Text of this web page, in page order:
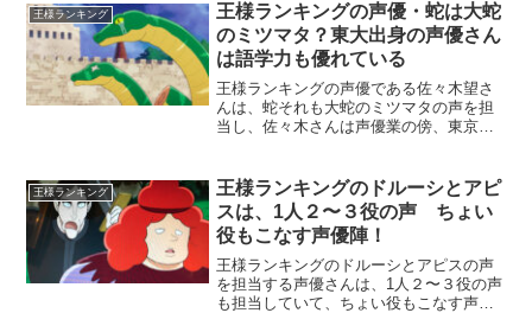
王様ランキング
王様ランキングの声優・蛇は大蛇
のミツマタ？東大出身の声優さん
は語学力も優れている
王様ランキングの声優である佐々木望さ
んは、蛇それも大蛇のミツマタの声を担
当し、佐々木さんは声優業の傍、東京大
に卒業し、周囲には言わずに勉学に励ん
でいたそうです。王...
王様ランキング
王様ランキングのドルーシとアピ
スは、1人２〜３役の声 ちょい
役もこなす声優陣！
王様ランキングのドルーシとアピスの声
を担当する声優さんは、1人２〜３役の声
も担当していて、ちょい役もこなす声優